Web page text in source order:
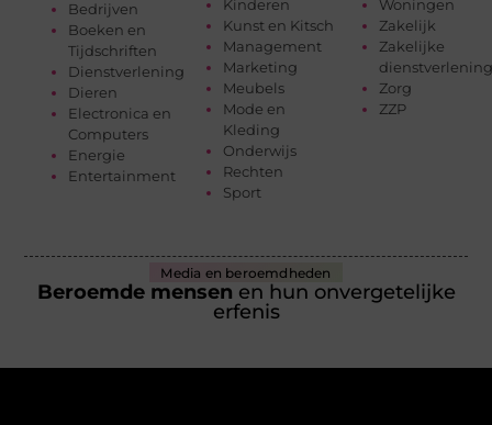
Bedrijven
Boeken en
Tijdschriften
Dienstverlening
Dieren
Electronica en
Computers
Energie
Entertainment
Kinderen
Kunst en Kitsch
Management
Marketing
Meubels
Mode en
Kleding
Onderwijs
Rechten
Sport
Woningen
Zakelijk
Zakelijke
dienstverlening
Zorg
ZZP
Media en beroemdheden
Beroemde mensen en hun onvergetelijke
erfenis